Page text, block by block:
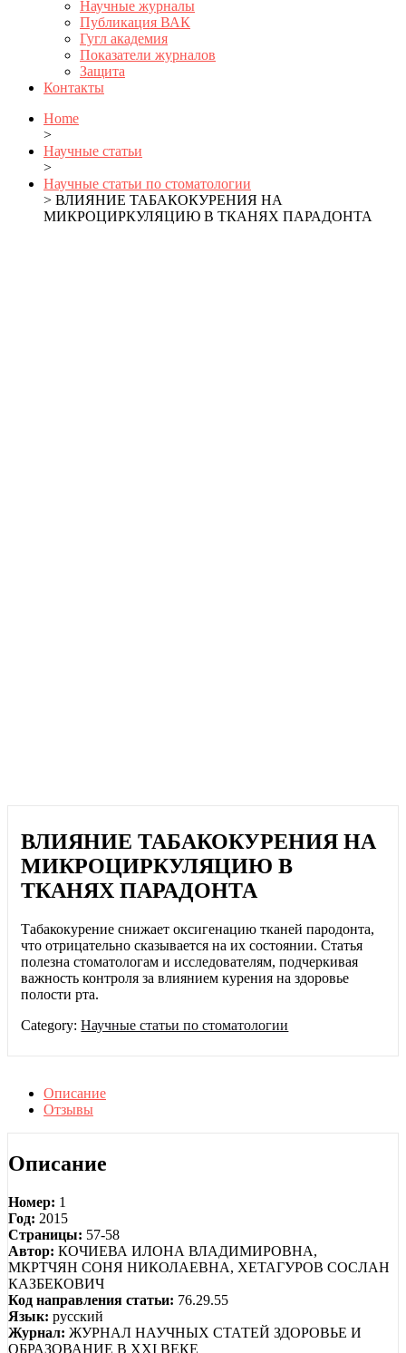
Научные журналы
Публикация ВАК
Гугл академия
Показатели журналов
Защита
Контакты
Home
>
Научные статьи
>
Научные статьи по стоматологии
> ВЛИЯНИЕ ТАБАКОКУРЕНИЯ НА
МИКРОЦИРКУЛЯЦИЮ В ТКАНЯХ ПАРАДОНТА
ВЛИЯНИЕ ТАБАКОКУРЕНИЯ НА
МИКРОЦИРКУЛЯЦИЮ В
ТКАНЯХ ПАРАДОНТА
Табакокурение снижает оксигенацию тканей пародонта,
что отрицательно сказывается на их состоянии. Статья
полезна стоматологам и исследователям, подчеркивая
важность контроля за влиянием курения на здоровье
полости рта.
Category:Научные статьи по стоматологии
Описание
Отзывы
Описание
Номер: 1
Год: 2015
Страницы: 57-58
Автор: КОЧИЕВА ИЛОНА ВЛАДИМИРОВНА,
МКРТЧЯН СОНЯ НИКОЛАЕВНА, ХЕТАГУРОВ СОСЛАН
КАЗБЕКОВИЧ
Код направления статьи: 76.29.55
Язык: русский
Журнал: ЖУРНАЛ НАУЧНЫХ СТАТЕЙ ЗДОРОВЬЕ И
ОБРАЗОВАНИЕ В XXI ВЕКЕ